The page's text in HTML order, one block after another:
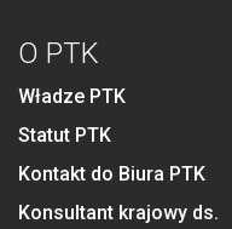
O PTK
Władze PTK
Statut PTK
Kontakt do Biura PTK
Konsultant krajowy ds.